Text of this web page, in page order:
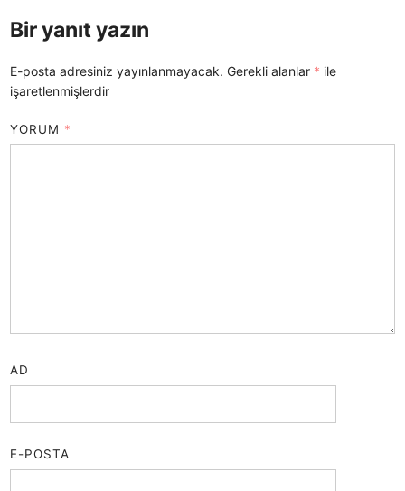
Bir yanıt yazın
E-posta adresiniz yayınlanmayacak. Gerekli alanlar * ile
işaretlenmişlerdir
YORUM *
AD
E-POSTA